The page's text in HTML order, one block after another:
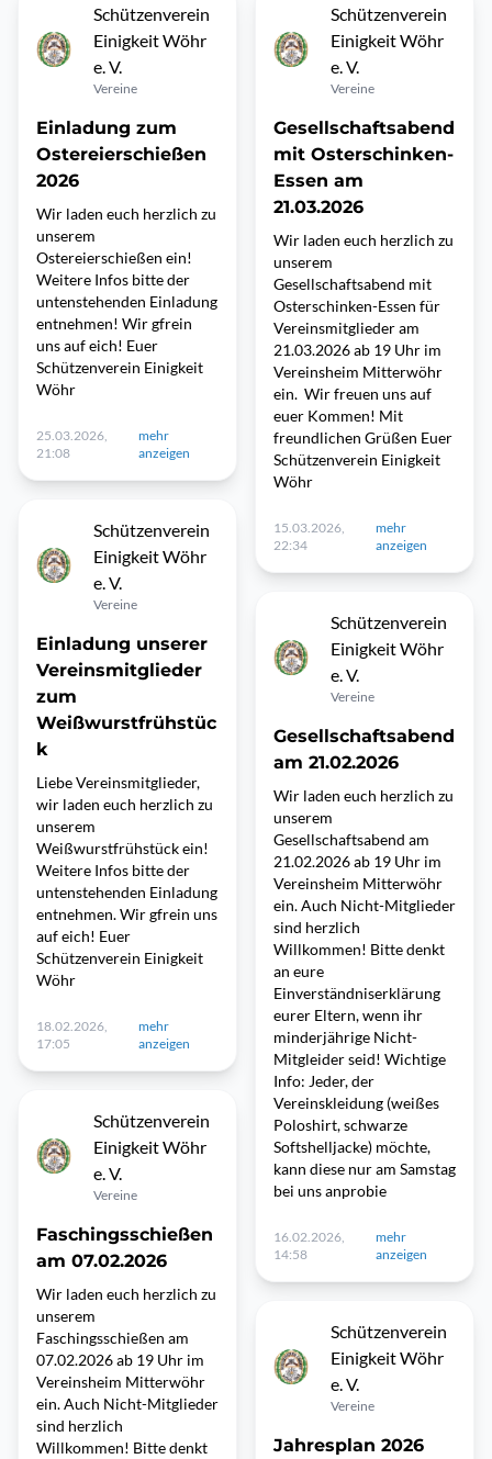
Schützenverein
Einigkeit Wöhr
e. V.
Vereine
Einladung zum
Ostereierschießen
2026
Wir laden euch herzlich zu
unserem
Ostereierschießen ein!
Weitere Infos bitte der
untenstehenden Einladung
entnehmen! Wir gfrein
uns auf eich! Euer
Schützenverein Einigkeit
Wöhr
25.03.2026,
21:08
mehr
anzeigen
Schützenverein
Einigkeit Wöhr
e. V.
Vereine
Einladung unserer
Vereinsmitglieder
zum
Weißwurstfrühstüc
k
Liebe Vereinsmitglieder,
wir laden euch herzlich zu
unserem
Weißwurstfrühstück ein!
Weitere Infos bitte der
untenstehenden Einladung
entnehmen. Wir gfrein uns
auf eich! Euer
Schützenverein Einigkeit
Wöhr
18.02.2026,
17:05
mehr
anzeigen
Schützenverein
Einigkeit Wöhr
e. V.
Vereine
Faschingsschießen
am 07.02.2026
Wir laden euch herzlich zu
unserem
Faschingsschießen am
07.02.2026 ab 19 Uhr im
Vereinsheim Mitterwöhr
ein. Auch Nicht-Mitglieder
sind herzlich
Willkommen! Bitte denkt
Schützenverein
Einigkeit Wöhr
e. V.
Vereine
Gesellschaftsabend
mit Osterschinken-
Essen am
21.03.2026
Wir laden euch herzlich zu
unserem
Gesellschaftsabend mit
Osterschinken-Essen für
Vereinsmitglieder am
21.03.2026 ab 19 Uhr im
Vereinsheim Mitterwöhr
ein. Wir freuen uns auf
euer Kommen! Mit
freundlichen Grüßen Euer
Schützenverein Einigkeit
Wöhr
15.03.2026,
22:34
mehr
anzeigen
Schützenverein
Einigkeit Wöhr
e. V.
Vereine
Gesellschaftsabend
am 21.02.2026
Wir laden euch herzlich zu
unserem
Gesellschaftsabend am
21.02.2026 ab 19 Uhr im
Vereinsheim Mitterwöhr
ein. Auch Nicht-Mitglieder
sind herzlich
Willkommen! Bitte denkt
an eure
Einverständniserklärung
eurer Eltern, wenn ihr
minderjährige Nicht-
Mitgleider seid! Wichtige
Info: Jeder, der
Vereinskleidung (weißes
Poloshirt, schwarze
Softshelljacke) möchte,
kann diese nur am Samstag
bei uns anprobie
16.02.2026,
14:58
mehr
anzeigen
Schützenverein
Einigkeit Wöhr
e. V.
Vereine
Jahresplan 2026